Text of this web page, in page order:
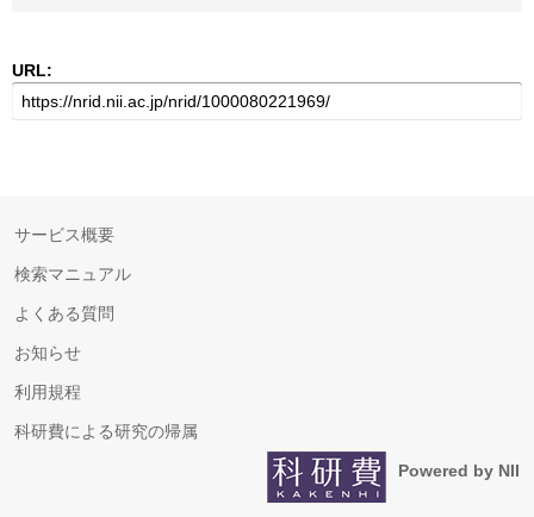
URL:
サービス概要
検索マニュアル
よくある質問
お知らせ
利用規程
科研費による研究の帰属
Powered by NII